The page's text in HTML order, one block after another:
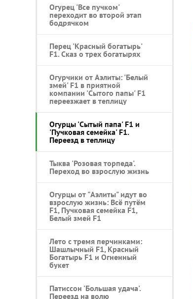
Огурец 'Все пучком'
переходит во второй этап
бодрячком
Перец 'Красный богатырь'
F1. Сказ о трех богатырях
Огурчики от Аэлиты: 'Белый
змей' F1 в приятной
компании 'Сытого папы' F1
переезжает в теплицу
Огурцы 'Сытый папа' F1 и
'Пучковая семейка' F1.
Переезд в теплицу
Тыква 'Розовая торпеда'.
Переход во взрослую жизнь
Огурцы от "Аэлиты" идут во
взрослую жизнь: Всё путём
F1, Пучковая семейка F1,
Белый змей F1
Лето с тремя перчинками:
Шашлычный F1, Красный
Богатырь F1 и Огненный
букет
Патиссон 'Большая удача'.
Переезд на волю